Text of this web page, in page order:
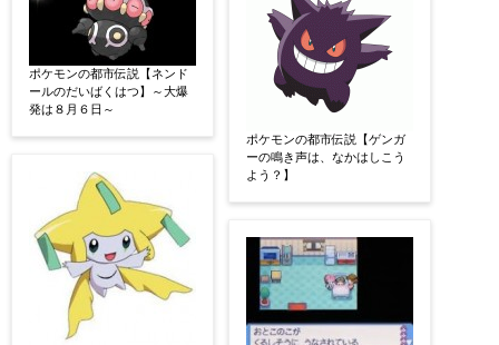
ポケモンの都市伝説【ネンド
ールのだいばくはつ】～大爆
発は８月６日～
ポケモンの都市伝説【ゲンガ
ーの鳴き声は、なかはしこう
よう？】